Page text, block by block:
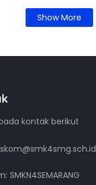
Show More
kontak berikut
SMKN4SEMARANG